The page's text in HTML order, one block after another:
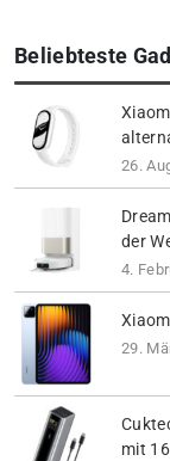
Beliebteste
26.
der
4.
29.
mit